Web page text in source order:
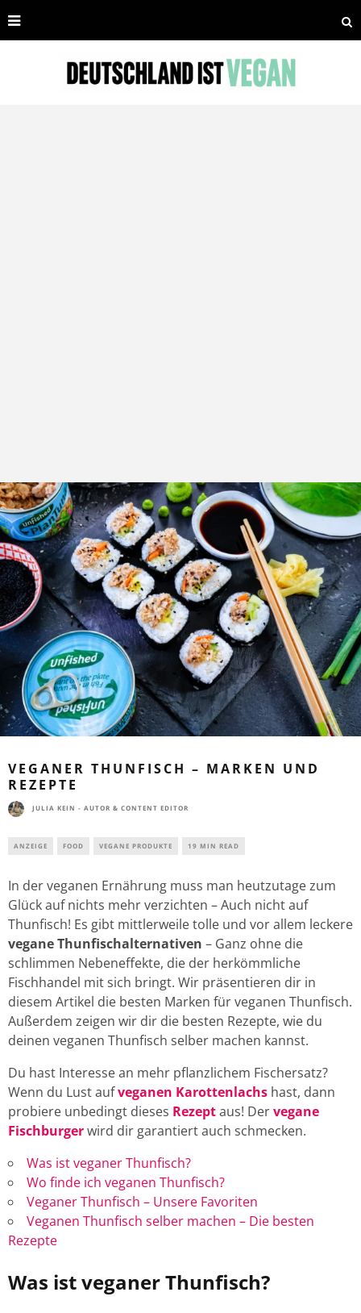
VEGANER THUNFISCH – MARKEN UND
REZEPTE
JULIA KEIN - AUTOR & CONTENT EDITOR
ANZEIGE FOOD VEGANE PRODUKTE 19 MIN READ
In der veganen Ernährung muss man heutzutage zum
Glück auf nichts mehr verzichten – Auch nicht auf
Thunfisch! Es gibt mittlerweile tolle und vor allem leckere
vegane Thunfischalternativen – Ganz ohne die
schlimmen Nebeneffekte, die der herkömmliche
Fischhandel mit sich bringt. Wir präsentieren dir in
diesem Artikel die besten Marken für veganen Thunfisch.
Außerdem zeigen wir dir die besten Rezepte, wie du
deinen veganen Thunfisch selber machen kannst.
Du hast Interesse an mehr pflanzlichem Fischersatz?
Wenn du Lust aufveganen Karottenlachs hast, dann
probiere unbedingt dieses Rezeptaus! Dervegane
Fischburgerwird dir garantiert auch schmecken.
Was ist veganer Thunfisch?
Wo finde ich veganen Thunfisch?
Veganer Thunfisch – Unsere Favoriten
Veganen Thunfisch selber machen – Die besten
Rezepte
Was ist veganer Thunfisch?